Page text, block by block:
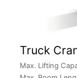
Truck
Max. Lifting